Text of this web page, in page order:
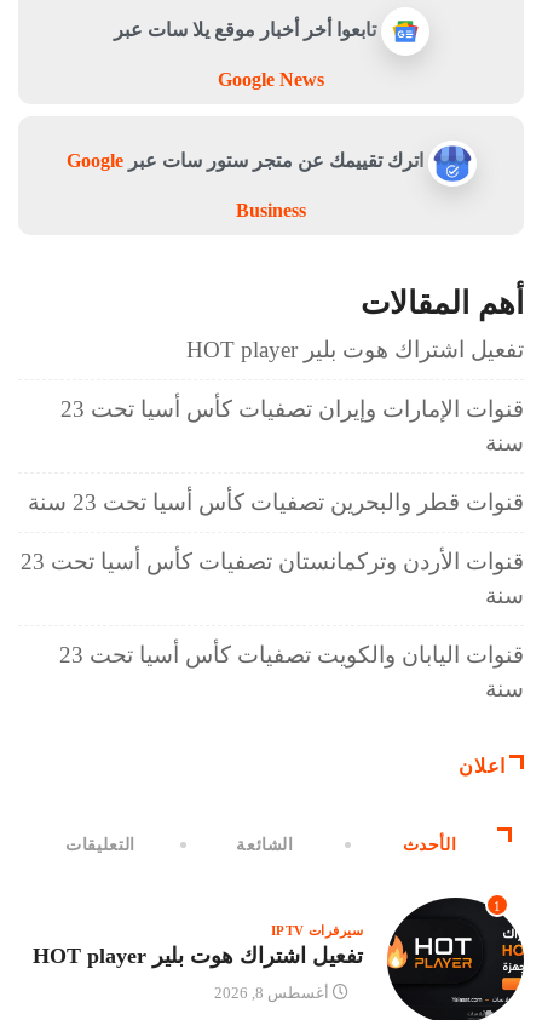
تابعوا أخر أخبار موقع يلا سات عبر
Google News
اترك تقييمك عن متجر ستور سات عبرGoogle
Business
أهم المقالات
تفعيل اشتراك هوت بلير HOT player
قنوات الإمارات وإيران تصفيات كأس أسيا تحت 23
سنة
قنوات قطر والبحرين تصفيات كأس أسيا تحت 23 سنة
قنوات الأردن وتركمانستان تصفيات كأس أسيا تحت 23
سنة
قنوات اليابان والكويت تصفيات كأس أسيا تحت 23
سنة
اعلان
الأحدث الشائعة التعليقات
1
سيرفرات IPTV
تفعيل اشتراك هوت بلير HOT player
أغسطس 8, 2026